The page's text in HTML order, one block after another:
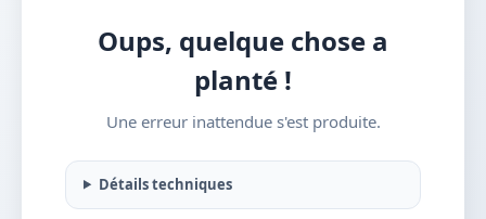
Oups, quelque chose a
planté !
Une erreur inattendue s'est produite.
Détails techniques